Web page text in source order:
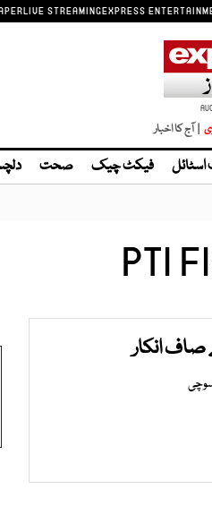
LIVE STREAMINGEXPRESS
| آج کا اخبار
اسٹائل فیکٹ چیک صحت
PTI
صاف انکار